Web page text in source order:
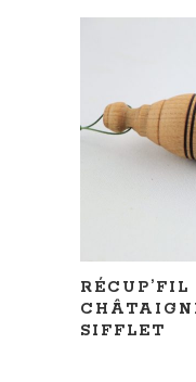
RÉCUP’FIL
SIFFLET